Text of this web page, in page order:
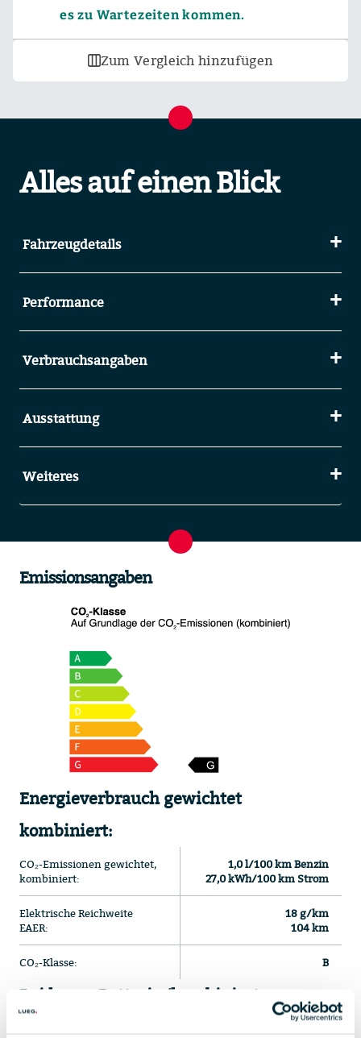
es zu Wartezeiten kommen.
Zum Vergleich hinzufügen
Alles auf einen Blick
Fahrzeugdetails
Performance
Verbrauchsangaben
Ausstattung
Weiteres
Emissionsangaben
Energieverbrauch gewichtet
kombiniert:
CO₂-Emissionen gewichtet,
kombiniert:
1,0 l/100 km Benzin
27,0 kWh/100 km Strom
Elektrische Reichweite
EAER:
18 g/km
104 km
CO₂-Klasse: B
Bei leerer Batterie (kombinierte